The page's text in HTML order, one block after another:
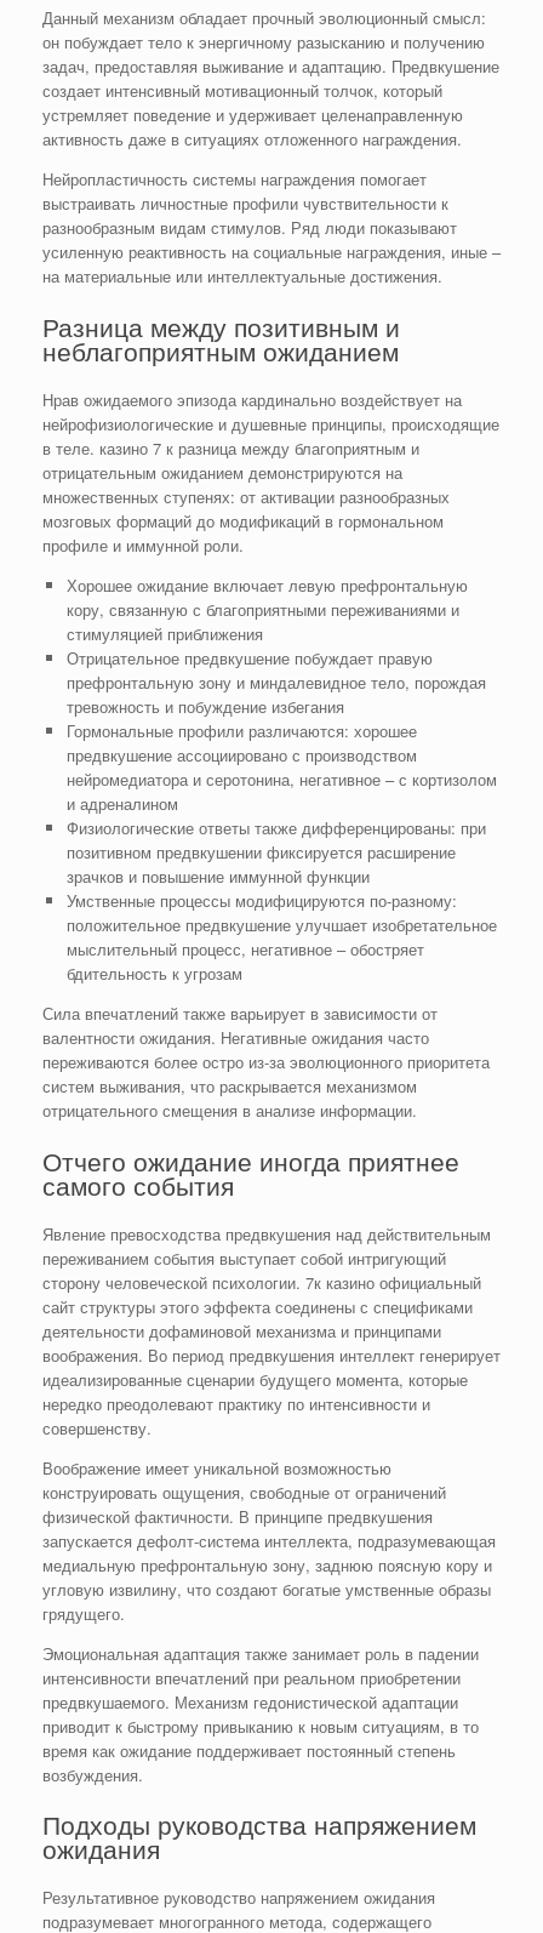
Данный механизм обладает прочный эволюционный смысл:
он побуждает тело к энергичному разысканию и получению
задач, предоставляя выживание и адаптацию. Предвкушение
создает интенсивный мотивационный толчок, который
устремляет поведение и удерживает целенаправленную
активность даже в ситуациях отложенного награждения.
Нейропластичность системы награждения помогает
выстраивать личностные профили чувствительности к
разнообразным видам стимулов. Ряд люди показывают
усиленную реактивность на социальные награждения, иные –
на материальные или интеллектуальные достижения.
Разница между позитивным и
неблагоприятным ожиданием
Нрав ожидаемого эпизода кардинально воздействует на
нейрофизиологические и душевные принципы, происходящие
в теле. казино 7 к разница между благоприятным и
отрицательным ожиданием демонстрируются на
множественных ступенях: от активации разнообразных
мозговых формаций до модификаций в гормональном
профиле и иммунной роли.
Хорошее ожидание включает левую префронтальную
кору, связанную с благоприятными переживаниями и
стимуляцией приближения
Отрицательное предвкушение побуждает правую
префронтальную зону и миндалевидное тело, порождая
тревожность и побуждение избегания
Гормональные профили различаются: хорошее
предвкушение ассоциировано с производством
нейромедиатора и серотонина, негативное – с кортизолом
и адреналином
Физиологические ответы также дифференцированы: при
позитивном предвкушении фиксируется расширение
зрачков и повышение иммунной функции
Умственные процессы модифицируются по-разному:
положительное предвкушение улучшает изобретательное
мыслительный процесс, негативное – обостряет
бдительность к угрозам
Сила впечатлений также варьирует в зависимости от
валентности ожидания. Негативные ожидания часто
переживаются более остро из-за эволюционного приоритета
систем выживания, что раскрывается механизмом
отрицательного смещения в анализе информации.
Отчего ожидание иногда приятнее
самого события
Явление превосходства предвкушения над действительным
переживанием события выступает собой интригующий
сторону человеческой психологии. 7к казино официальный
сайт структуры этого эффекта соединены с спецификами
деятельности дофаминовой механизма и принципами
воображения. Во период предвкушения интеллект генерирует
идеализированные сценарии будущего момента, которые
нередко преодолевают практику по интенсивности и
совершенству.
Воображение имеет уникальной возможностью
конструировать ощущения, свободные от ограничений
физической фактичности. В принципе предвкушения
запускается дефолт-система интеллекта, подразумевающая
медиальную префронтальную зону, заднюю поясную кору и
угловую извилину, что создают богатые умственные образы
грядущего.
Эмоциональная адаптация также занимает роль в падении
интенсивности впечатлений при реальном приобретении
предвкушаемого. Механизм гедонистической адаптации
приводит к быстрому привыканию к новым ситуациям, в то
время как ожидание поддерживает постоянный степень
возбуждения.
Подходы руководства напряжением
ожидания
Результативное руководство напряжением ожидания
подразумевает многогранного метода, содержащего